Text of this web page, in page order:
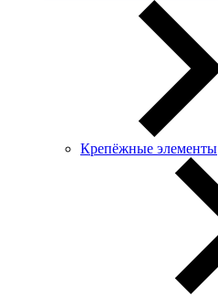
Крепёжные элементы